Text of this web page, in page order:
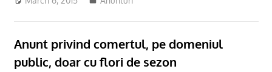
Anunt privind comertul, pe domeniul
public, doar cu flori de sezon